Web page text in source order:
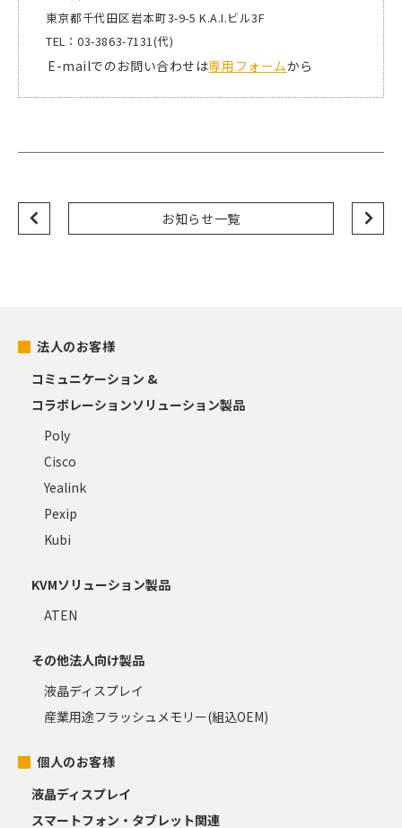
東京都千代田区岩本町3-9-5 K.A.I.ビル3F
TEL：03-3863-7131(代)
E-mailでのお問い合わせは専用フォームから
お知らせ一覧
法人のお客様
コミュニケーション &
コラボレーションソリューション製品
Poly
Cisco
Yealink
Pexip
Kubi
KVMソリューション製品
ATEN
その他法人向け製品
液晶ディスプレイ
産業用途フラッシュメモリー(組込OEM)
個人のお客様
液晶ディスプレイ
スマートフォン・タブレット関連